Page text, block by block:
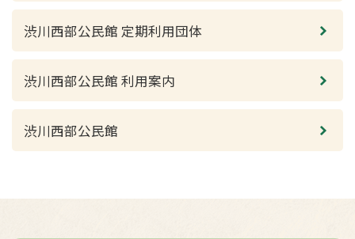
渋川西部公民館 定期利用団体
渋川西部公民館 利用案内
渋川西部公民館